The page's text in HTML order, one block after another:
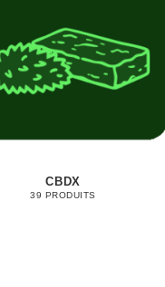
CBDX
39 PRODUITS